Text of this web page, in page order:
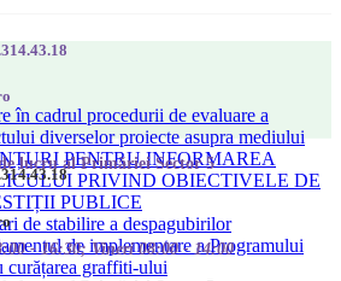
în cadrul procedurii de evaluare a
diverselor proiecte asupra mediului
PENTRU INFORMAREA
PRIVIND OBIECTIVELE DE
PUBLICE
de stabilire a despagubirilor
de implementare a Programului
curățarea graffiti-ului
lucru al Primăriei Sector 5
- 16:30; Vineri 08:00 - 14:00